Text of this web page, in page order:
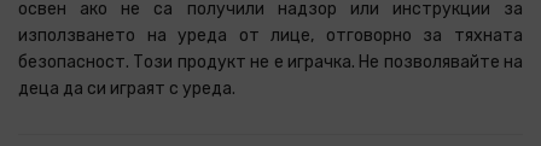
освен ако не са получили надзор или инструкции за
използването на уреда от лице, отговорно за тяхната
безопасност. Този продукт не е играчка. Не позволявайте на
деца да си играят с уреда.